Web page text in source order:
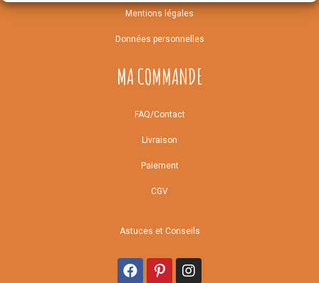
Mentions légales
Données personnelles
MA COMMANDE
FAQ/Contact
Livraison
Paiement
CGV
Astuces et Conseils